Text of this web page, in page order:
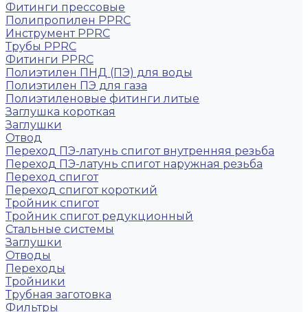
Фитинги прессовые
Полипропилен PPRC
Инструмент PPRC
Трубы PPRC
Фитинги PPRC
Полиэтилен ПНД (ПЭ) для воды
Полиэтилен ПЭ для газа
Полиэтиленовые фитинги литые
Заглушка короткая
Заглушки
Отвод
Переход ПЭ-латунь спигот внутренняя резьба
Переход ПЭ-латунь спигот наружная резьба
Переход спигот
Переход спигот короткий
Тройник спигот
Тройник спигот редукционный
Стальные системы
Заглушки
Отводы
Переходы
Тройники
Трубная заготовка
Фильтры